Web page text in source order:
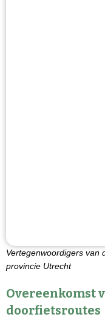
Vertegenwoordigers van
provincie Utrecht
Overeenkomst
doorfietsroutes